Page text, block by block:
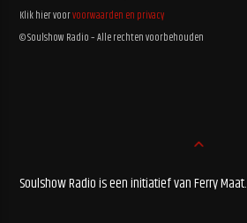
Klik hier voorvoorwaarden en privacy
© Soulshow Radio – Alle rechten voorbehouden
Soulshow Radio is een initiatief van Ferry Maat.